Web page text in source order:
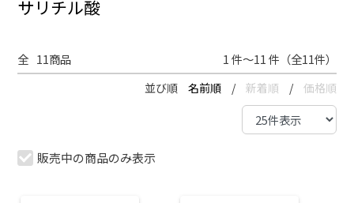
サリチル酸
全 11商品 1 件～11 件（全11件）
並び順 名前順 / 新着順 / 価格順
販売中の商品のみ表示